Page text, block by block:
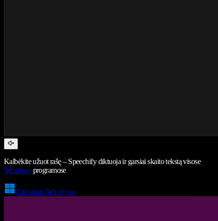
Kalbėkite užuot rašę – Speechify diktuoja ir garsiai skaito tekstą visose
Windowsprogramose
Atsisiųsti Windows